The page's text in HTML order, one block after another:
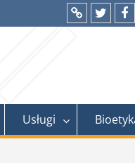
IntranetTwitter
Usługi